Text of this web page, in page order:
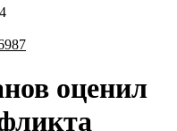
оценил